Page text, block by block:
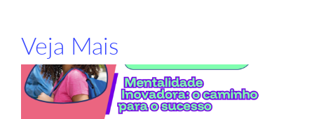
Veja Mais